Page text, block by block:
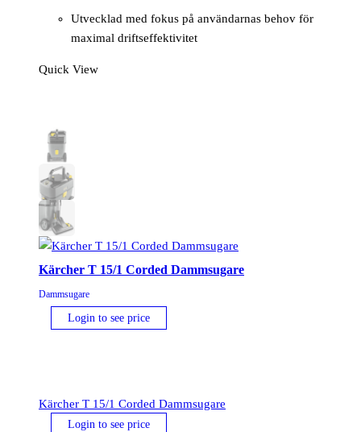
Utvecklad med fokus på användarnas behov för
maximal driftseffektivitet
Quick View
Kärcher T 15/1 Corded Dammsugare
Dammsugare
Login to see price
Kärcher T 15/1 Corded Dammsugare
Login to see price